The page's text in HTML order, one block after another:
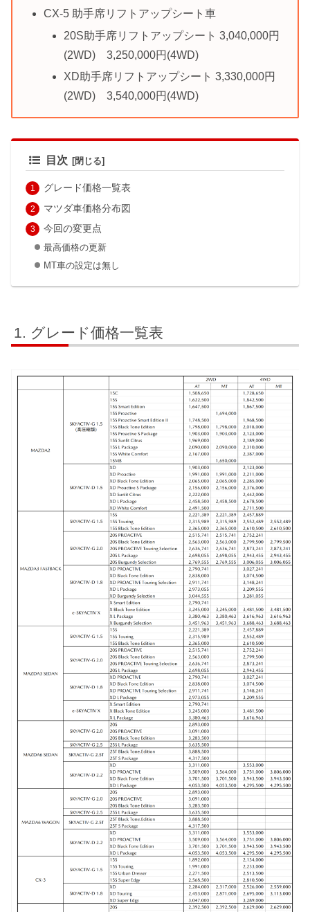
CX-5 助手席リフトアップシート車
20S助手席リフトアップシート 3,040,000円
(2WD) 3,250,000円(4WD)
XD助手席リフトアップシート 3,330,000円
(2WD) 3,540,000円(4WD)
目次
グレード価格一覧表
マツダ車価格分布図
今回の変更点
最高価格の更新
MT車の設定は無し
グレード価格一覧表